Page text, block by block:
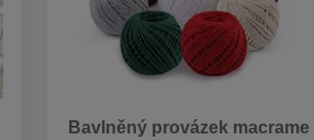
Bavlněný provázek macrame